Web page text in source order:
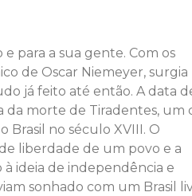
e para a sua gente. Com os
de Oscar Niemeyer, surgia
já feito até então. A data
da morte de Tiradentes, um
Brasil no século XVIII. O
liberdade de um povo e a
ideia de independência e
sonhado com um Brasil